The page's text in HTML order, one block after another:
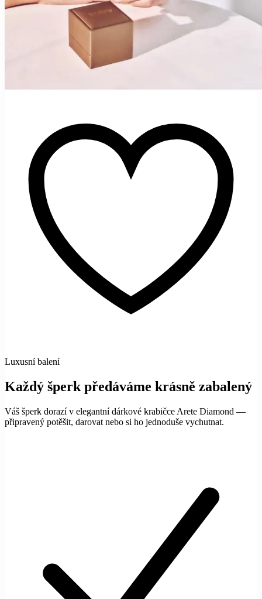
Luxusní balení
Každý šperk předáváme krásně zabalený
Váš šperk dorazí v elegantní dárkové krabičce Arete Diamond —
připravený potěšit, darovat nebo si ho jednoduše vychutnat.